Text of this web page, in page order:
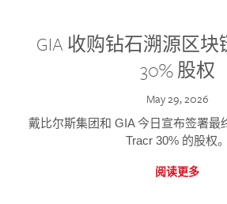
GIA 收购钻石溯源区块
30% 股权
May 29, 2026
戴比尔斯集团和 GIA 今日宣布签署最
Tracr 30% 的股权。
阅读更多